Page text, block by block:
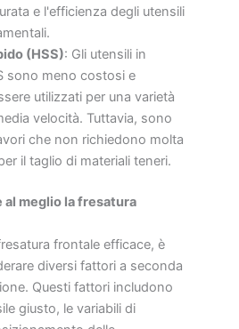
e l'efficienza degli utensili
(HSS): Gli utensili in
sono meno costosi e
utilizzati per una varietà
velocità. Tuttavia, sono
che non richiedono molta
il taglio di materiali teneri.
meglio la fresatura
frontale efficace, è
diversi fattori a seconda
Questi fattori includono
giusto, le variabili di